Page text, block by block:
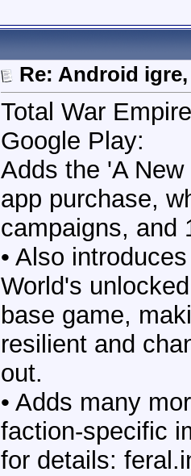
Re: Android
Total War
Google Play:
Adds the 'A
app purchase,
campaigns, and
• Also
World's
base game,
resilient and
out.
• Adds many
faction-specific
for details: